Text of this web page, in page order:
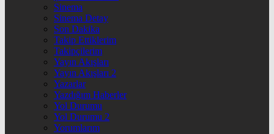
Sinema
Sinema Detay
Son Dakika
Takip Ettiklerim
Takipçilerim
Yayın Akışları
Yayın Akışları 2
Yazarlar
Yazdığım Haberler
Yol Durumu
Yol Durumu 2
Yorumlarım